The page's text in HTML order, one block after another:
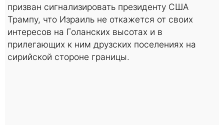
призван сигнализировать президенту США
Трампу, что Израиль не откажется от своих
интересов на Голанских высотах и в
прилегающих к ним друзских поселениях на
сирийской стороне границы.